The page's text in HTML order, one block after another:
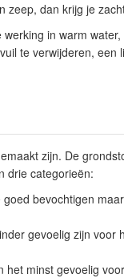
zeep, dan krijg je
in warm
te verwijderen,
zijn. De
drie categorieën:
bevochtigen
gevoelig zijn voor
minst gevoelig